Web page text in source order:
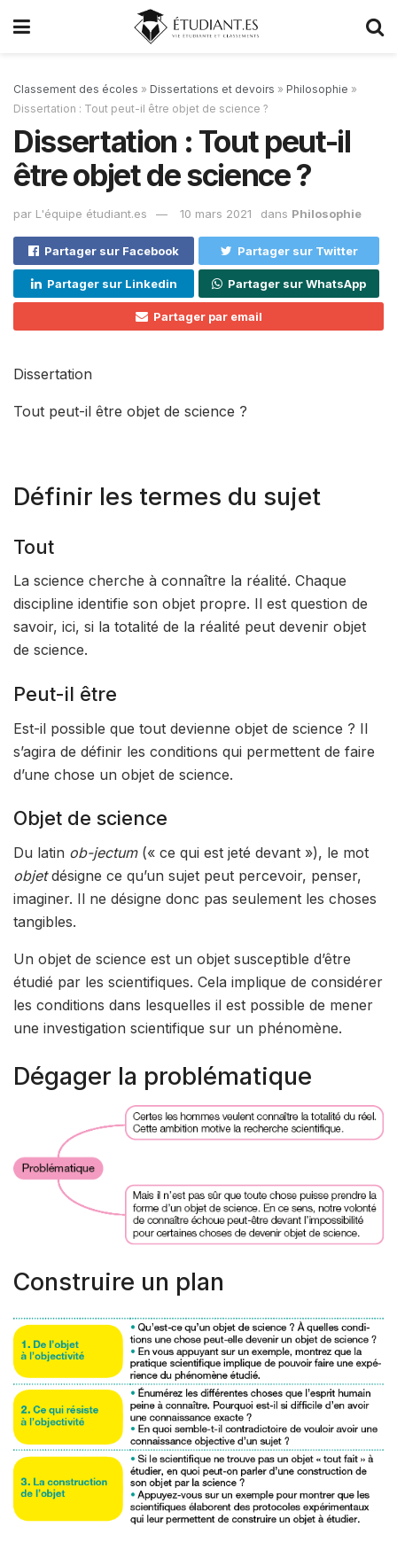
Classement des écoles » Dissertations et devoirs » Philosophie »
Dissertation : Tout peut-il être objet de science ?
Dissertation : Tout peut-il
être objet de science ?
par L'équipe étudiant.es 10 mars 2021 dans Philosophie
Partager sur Facebook Partager sur Twitter
Partager sur Linkedin Partager sur WhatsApp
Partager par email
Dissertation
Tout peut-il être objet de science ?
Définir les termes du sujet
Tout
La science cherche à connaître la réalité. Chaque
discipline identifie son objet propre. Il est question de
savoir, ici, si la totalité de la réalité peut devenir objet
de science.
Peut-il être
Est-il possible que tout devienne objet de science ? Il
s’agira de définir les conditions qui permettent de faire
d’une chose un objet de science.
Objet de science
Du latin ob-jectum(« ce qui est jeté devant »), le mot
objetdésigne ce qu’un sujet peut percevoir, penser,
imaginer. Il ne désigne donc pas seulement les choses
tangibles.
Un objet de science est un objet susceptible d’être
étudié par les scientifiques. Cela implique de considérer
les conditions dans lesquelles il est possible de mener
une investigation scientifique sur un phénomène.
Dégager la problématique
Construire un plan